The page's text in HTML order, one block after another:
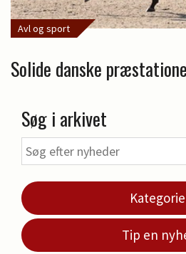
Avl og sport
Solide danske
Søg i arkivet
Tip en